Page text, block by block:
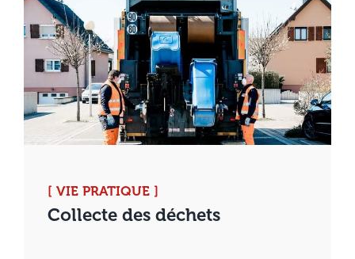
[ VIE PRATIQUE ]
Collecte des déchets